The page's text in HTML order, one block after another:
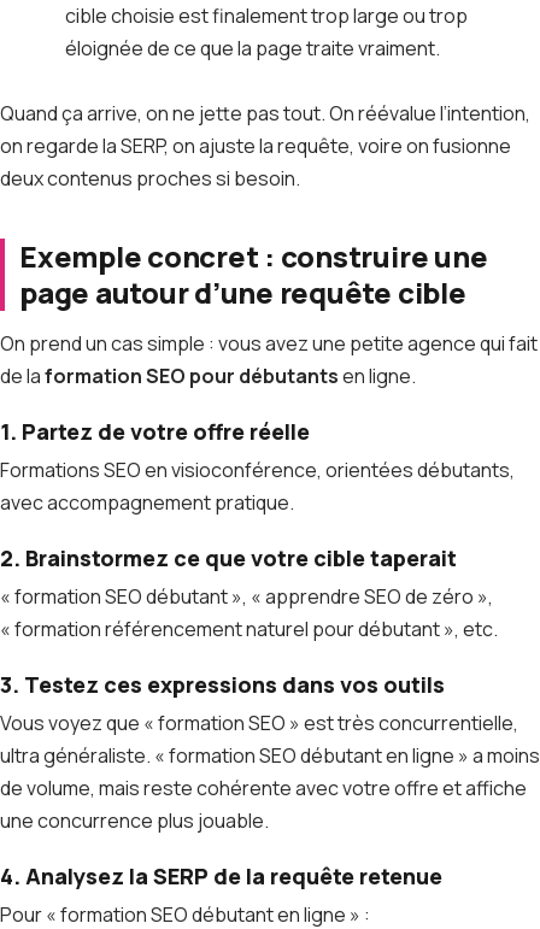
cible choisie est finalement trop large ou trop
éloignée de ce que la page traite vraiment.
Quand ça arrive, on ne jette pas tout. On réévalue l’intention,
on regarde la SERP, on ajuste la requête, voire on fusionne
deux contenus proches si besoin.
Exemple concret : construire une
page autour d’une requête cible
On prend un cas simple : vous avez une petite agence qui fait
de laformation SEO pour débutantsen ligne.
1. Partez de votre offre réelle
Formations SEO en visioconférence, orientées débutants,
avec accompagnement pratique.
2. Brainstormez ce que votre cible taperait
« formation SEO débutant », « apprendre SEO de zéro »,
« formation référencement naturel pour débutant », etc.
3. Testez ces expressions dans vos outils
Vous voyez que « formation SEO » est très concurrentielle,
ultra généraliste. « formation SEO débutant en ligne » a moins
de volume, mais reste cohérente avec votre offre et affiche
une concurrence plus jouable.
4. Analysez la SERP de la requête retenue
Pour « formation SEO débutant en ligne » :